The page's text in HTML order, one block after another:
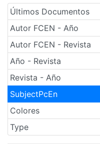
Últimos Documentos
Autor FCEN - Año
Autor FCEN - Revista
Año - Revista
Revista - Año
SubjectPcEn
Colores
Type